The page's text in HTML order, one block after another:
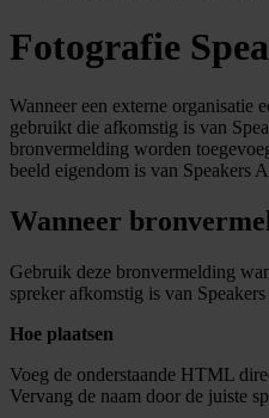
Fotografie
Wanneer een externe organisatie
gebruikt die afkomstig is van
bronvermelding worden
beeld eigendom is van Speakers
Wanneer
Gebruik deze bronvermelding
spreker afkomstig is van
Hoe plaatsen
Voeg de onderstaande HTML
Vervang de naam door de juiste